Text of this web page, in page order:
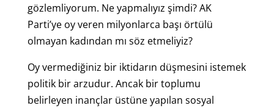
gözlemliyorum. Ne yapmalıyız şimdi? AK
Parti’ye oy veren milyonlarca başı örtülü
olmayan kadından mı söz etmeliyiz?
Oy vermediğiniz bir iktidarın düşmesini istemek
politik bir arzudur. Ancak bir toplumu
belirleyen inançlar üstüne yapılan sosyal